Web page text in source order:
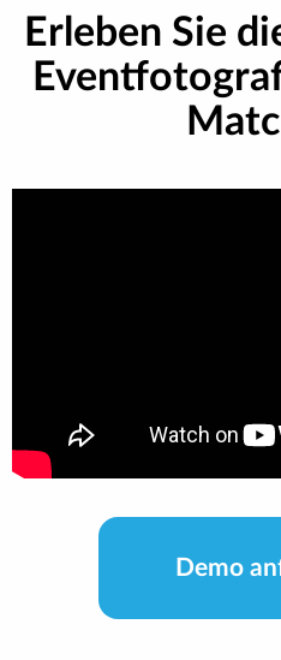
Erleben Sie
Demo